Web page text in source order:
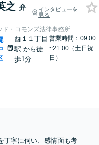
之 弁
インタビューを
見る
ド・コモンズ法律事務所
西１１丁目
駅から徒
歩1分
営業時間：09:00
~21:00（土日祝
日）
丁寧に伺い、感情面も考